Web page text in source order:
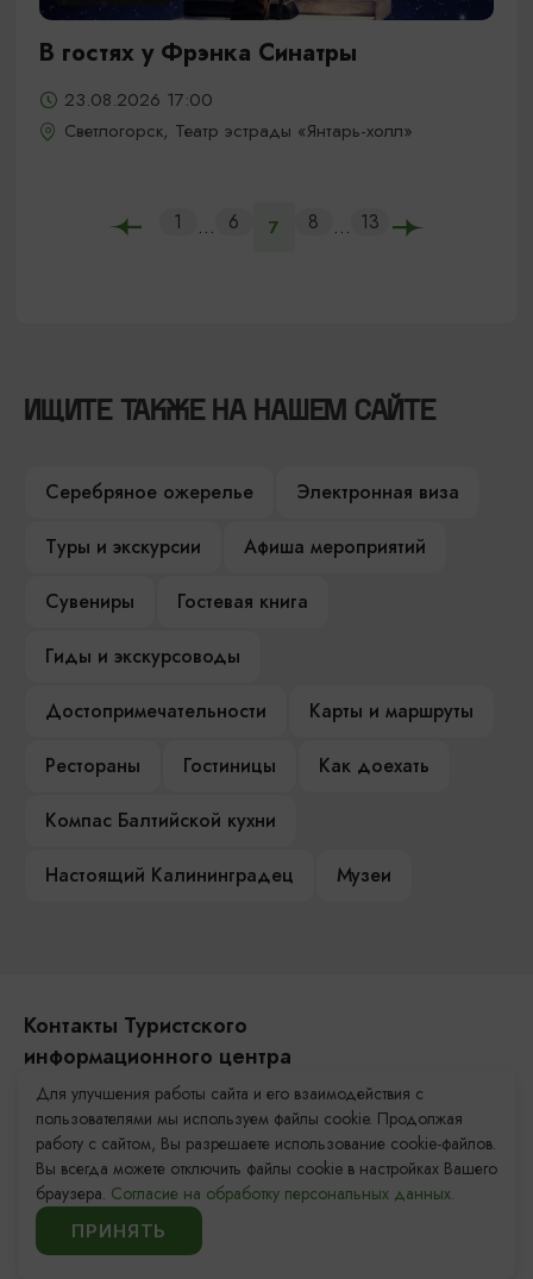
В гостях у Фрэнка Синатры
23.08.2026 17:00
Светлогорск, Театр эстрады «Янтарь-холл»
1 ... 6 7 8 ... 13
ИЩИТЕ ТАКЖЕ НА НАШЕМ САЙТЕ
Серебряное ожерелье
Электронная виза
Туры и экскурсии
Афиша мероприятий
Сувениры
Гостевая книга
Гиды и экскурсоводы
Достопримечательности
Карты и маршруты
Рестораны
Гостиницы
Как доехать
Компас Балтийской кухни
Настоящий Калининградец
Музеи
Контакты Туристского
информационного центра
Площадь Победы, 1
+7 (4012) 555-200
8 (800) 200-55-39
info@visit-kaliningrad.ru
Для улучшения работы сайта и его взаимодействия с
пользователями мы используем файлы cookie. Продолжая
работу с сайтом, Вы разрешаете использование cookie-файлов.
Вы всегда можете отключить файлы cookie в настройках Вашего
браузера. Согласие на обработку персональных данных.
ПРИНЯТЬ